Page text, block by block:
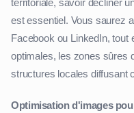
est essentiel. Vous saurez
Facebook ou LinkedIn,
optimales, les zones sûres
structures locales diffusant
Optimisation d'images